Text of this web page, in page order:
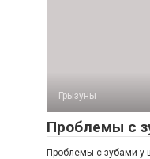
Грызуны
Проблемы с
Проблемы с зубами